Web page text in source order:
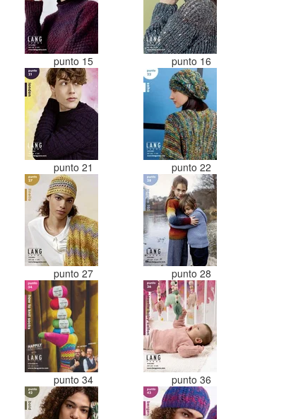
punto 15 punto 16
punto 21 punto 22
punto 27 punto 28
punto 34 punto 36